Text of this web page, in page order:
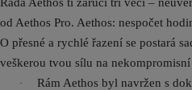
od Aethos Pro. Aethos: nespočet
O přesné a rychlé řazení se postará
veškerou tvou sílu na
·
Rám Aethos byl navržen s